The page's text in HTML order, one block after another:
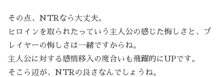
その点、NTRなら大丈夫。
ヒロインを取られたっていう主人公の感じた悔しさと、プ
レイヤーの悔しさは一緒ですからね。
主人公に対する感情移入の度合いも飛躍的にUPです。
そこら辺が、NTRの良さなんでしょうね。